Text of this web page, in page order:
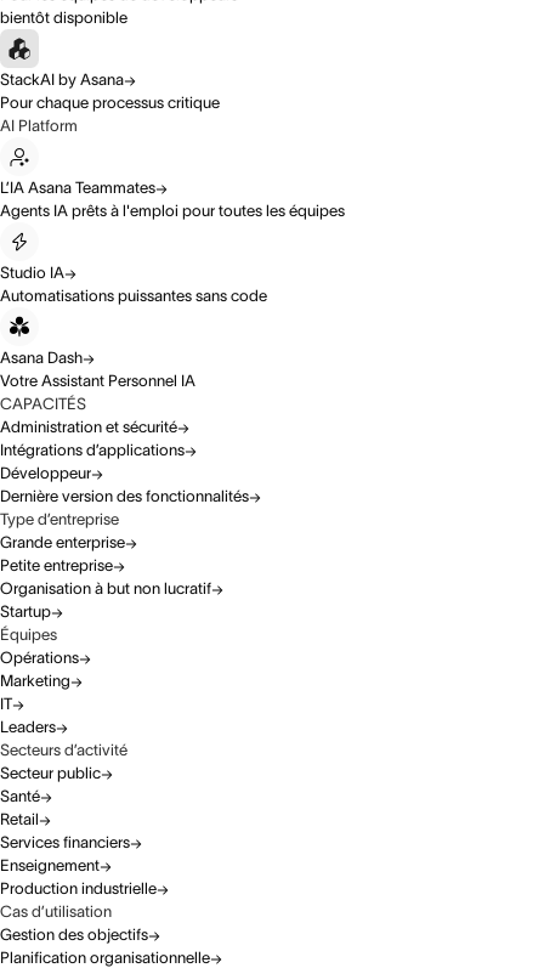
bientôt disponible
StackAI by Asana
Pour chaque processus critique
AI Platform
L’IA Asana Teammates
Agents IA prêts à l'emploi pour toutes les équipes
Studio IA
Automatisations puissantes sans code
Asana Dash
Votre Assistant Personnel IA
CAPACITÉS
Administration et sécurité
Intégrations d’applications
Développeur
Dernière version des fonctionnalités
Type d’entreprise
Grande enterprise
Petite entreprise
Organisation à but non lucratif
Startup
Équipes
Opérations
Marketing
IT
Leaders
Secteurs d’activité
Secteur public
Santé
Retail
Services financiers
Enseignement
Production industrielle
Cas d’utilisation
Gestion des objectifs
Planification organisationnelle